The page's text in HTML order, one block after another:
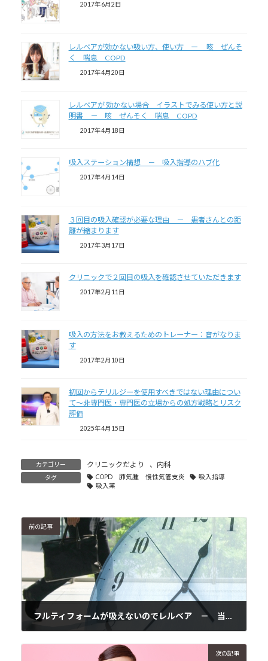
2017年6月2日
レルベアが効かない吸い方、使い方 ー 咳 ぜんそ
く 喘息 COPD
2017年4月20日
レルベアが 効かない場合 イラストでみる使い方と説
明書 － 咳 ぜんそく 喘息 COPD
2017年4月18日
吸入ステーション構想 － 吸入指導のハブ化
2017年4月14日
３回目の吸入確認が必要な理由 － 患者さんとの距
離が縮まります
2017年3月17日
クリニックで２回目の吸入を確認させていただきます
2017年2月11日
吸入の方法をお教えるためのトレーナー：音がなりま
す
2017年2月10日
初回からテリルジーを使用すべきではない理由につい
て～非専門医・専門医の立場からの処方戦略とリスク
評価
2025年4月15日
カテゴリー クリニックだより 、 内科
タグ COPD 肺気腫 慢性気管支炎
吸入指導
吸入薬
前の記事
フルティフォームが吸えないのでレルベア － 当院の吸入指導の具体的なイメージ
次の記事